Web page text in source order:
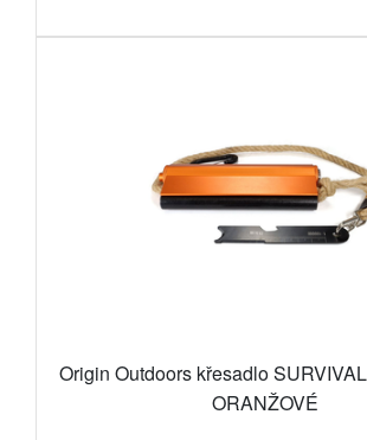
Origin Outdoors křesadlo
ORANŽOVÉ